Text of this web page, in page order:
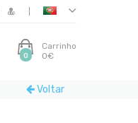
0
Carrinho
0€
Voltar